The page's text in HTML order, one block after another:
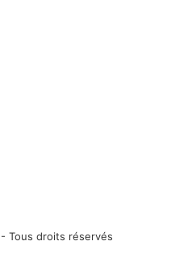
Tous droits réservés